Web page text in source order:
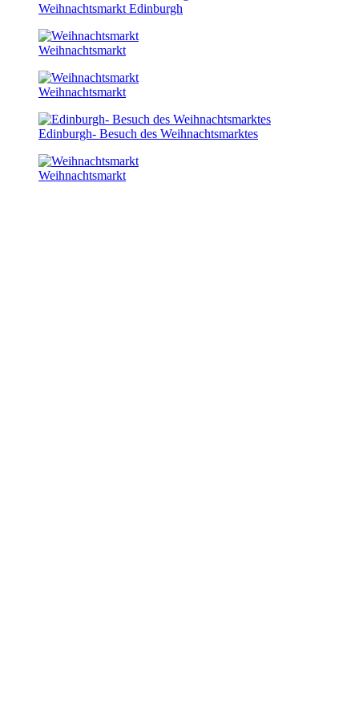
Weihnachtsmarkt Edinburgh
Weihnachtsmarkt
Weihnachtsmarkt
Edinburgh- Besuch des Weihnachtsmarktes
Weihnachtsmarkt